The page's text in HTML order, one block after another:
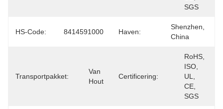
SGS
HS-Code: 8414591000 Haven:
Shenzhen,
China
Transportpakket:
Van
Hout
Certificering:
RoHS,
ISO,
UL,
CE,
SGS